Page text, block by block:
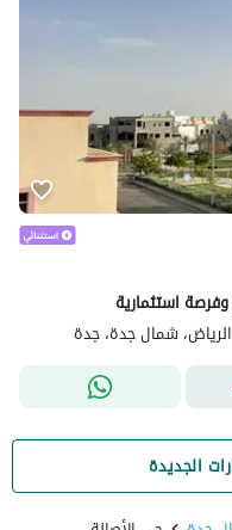
استثمارية
شمال جدة، جدة
الجديدة